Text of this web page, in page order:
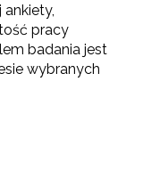
pracy
badania jest
wybranych